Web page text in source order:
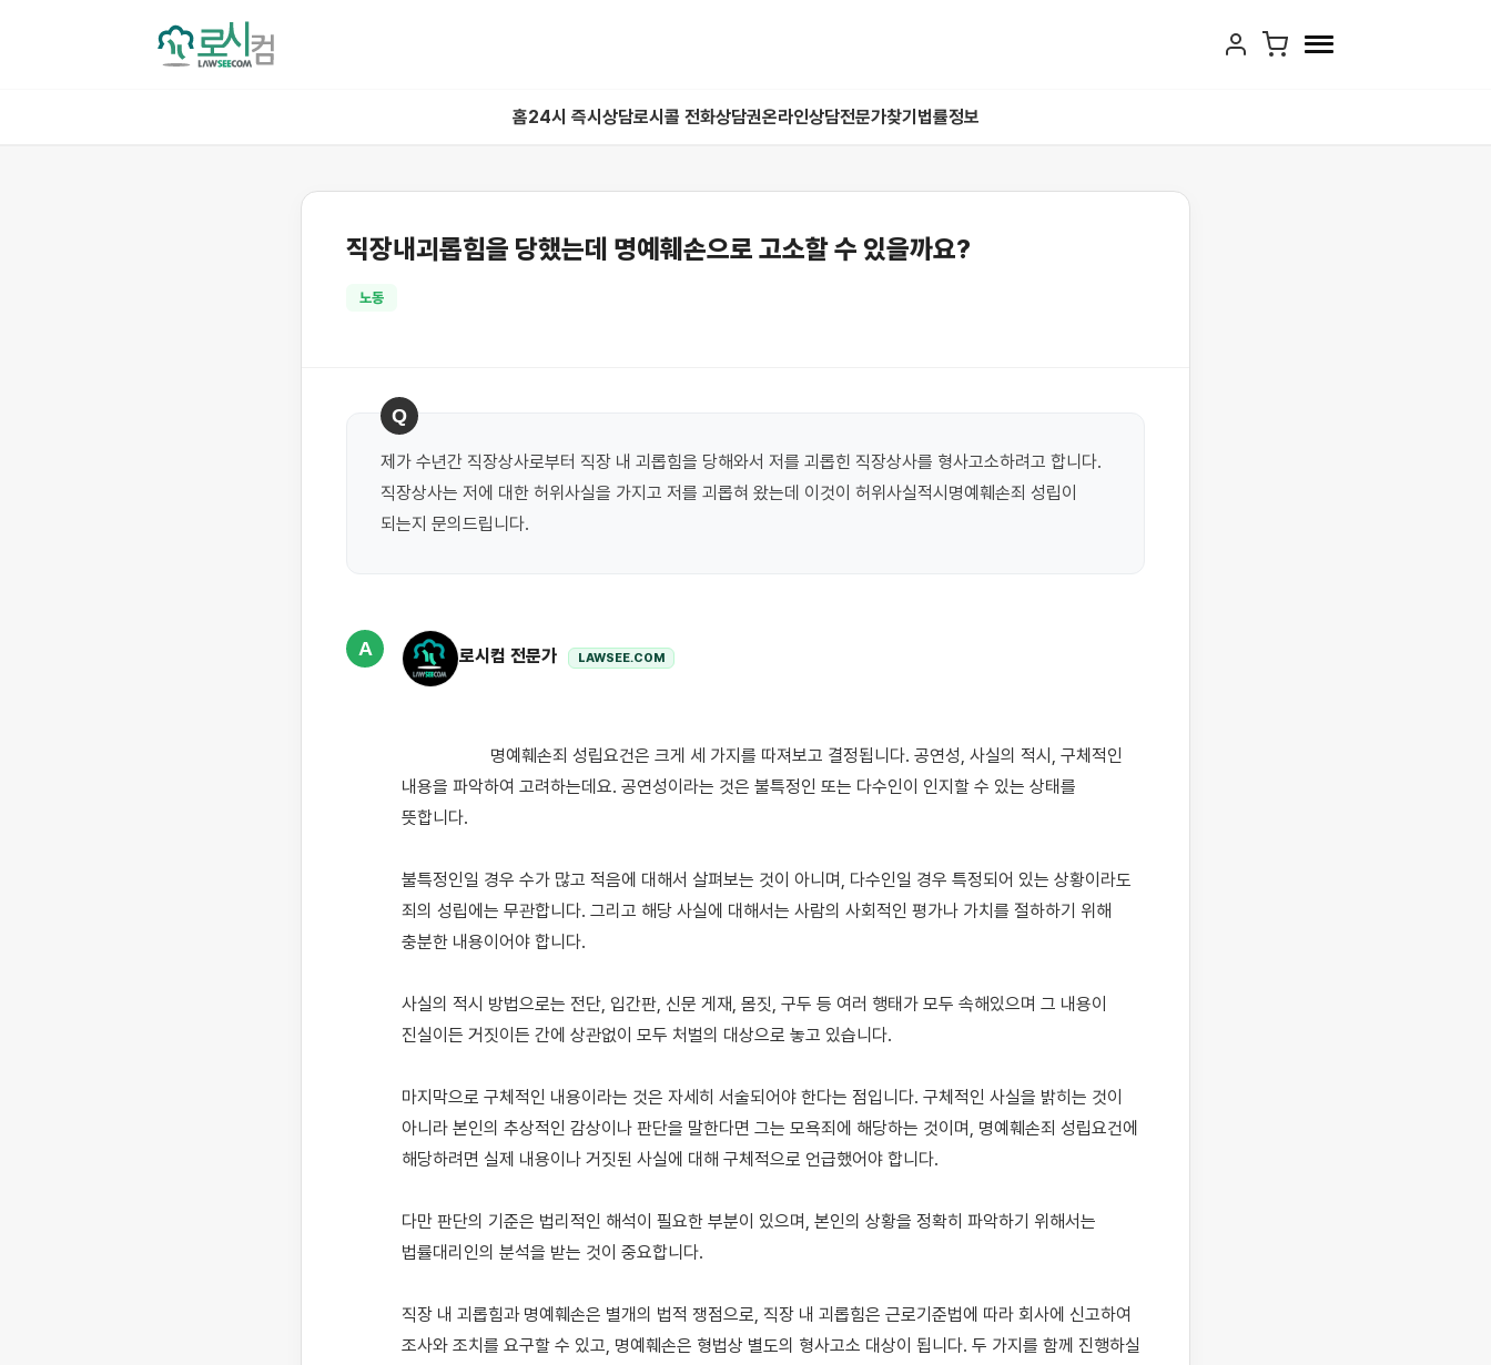
홈24시 즉시상담로시콜 전화상담권온라인상담전문가찾기 법률정보
직장내괴롭힘을 당했는데 명예훼손으로 고소할 수 있을까요?
노동
Q
제가 수년간 직장상사로부터 직장 내 괴롭힘을 당해와서 저를 괴롭힌 직장상사를 형사고소하려고 합니다.
직장상사는 저에 대한 허위사실을 가지고 저를 괴롭혀 왔는데 이것이 허위사실적시명예훼손죄 성립이
되는지 문의드립니다.
A 로시컴 전문가 LAWSEE.COM
내용을 파악하여 고려하는데요. 공연성이라는 것은 불특정인 또는 다수인이 인지할 수 있는 상태를
뜻합니다.
불특정인일 경우 수가 많고 적음에 대해서 살펴보는 것이 아니며, 다수인일 경우 특정되어 있는 상황이라도
죄의 성립에는 무관합니다. 그리고 해당 사실에 대해서는 사람의 사회적인 평가나 가치를 절하하기 위해
충분한 내용이어야 합니다.
사실의 적시 방법으로는 전단, 입간판, 신문 게재, 몸짓, 구두 등 여러 행태가 모두 속해있으며 그 내용이
진실이든 거짓이든 간에 상관없이 모두 처벌의 대상으로 놓고 있습니다.
마지막으로 구체적인 내용이라는 것은 자세히 서술되어야 한다는 점입니다. 구체적인 사실을 밝히는 것이
아니라 본인의 추상적인 감상이나 판단을 말한다면 그는 모욕죄에 해당하는 것이며, 명예훼손죄 성립요건에
해당하려면 실제 내용이나 거짓된 사실에 대해 구체적으로 언급했어야 합니다.
다만 판단의 기준은 법리적인 해석이 필요한 부분이 있으며, 본인의 상황을 정확히 파악하기 위해서는
법률대리인의 분석을 받는 것이 중요합니다.
직장 내 괴롭힘과 명예훼손은 별개의 법적 쟁점으로, 직장 내 괴롭힘은 근로기준법에 따라 회사에 신고하여
조사와 조치를 요구할 수 있고, 명예훼손은 형법상 별도의 형사고소 대상이 됩니다. 두 가지를 함께 진행하실